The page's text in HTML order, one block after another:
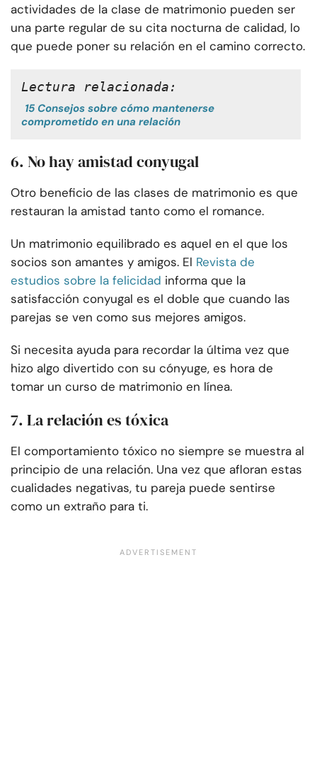
actividades de la clase de matrimonio pueden ser
una parte regular de su cita nocturna de calidad, lo
que puede poner su relación en el camino correcto.
Lectura relacionada:
15 Consejos sobre cómo mantenerse
comprometido en una relación
6. No hay amistad conyugal
Otro beneficio de las clases de matrimonio es que
restauran la amistad tanto como el romance.
Un matrimonio equilibrado es aquel en el que los
socios son amantes y amigos. El Revista de
estudios sobre la felicidad informa que la
satisfacción conyugal es el doble que cuando las
parejas se ven como sus mejores amigos.
Si necesita ayuda para recordar la última vez que
hizo algo divertido con su cónyuge, es hora de
tomar un curso de matrimonio en línea.
7. La relación es tóxica
El comportamiento tóxico no siempre se muestra al
principio de una relación. Una vez que afloran estas
cualidades negativas, tu pareja puede sentirse
como un extraño para ti.